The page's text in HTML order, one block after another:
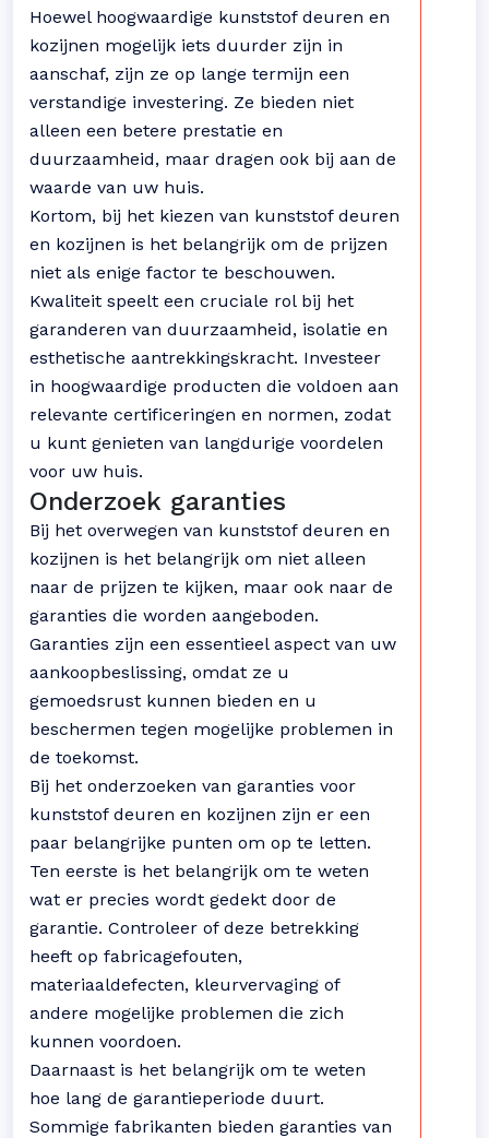
Hoewel hoogwaardige kunststof deuren en
kozijnen mogelijk iets duurder zijn in
aanschaf, zijn ze op lange termijn een
verstandige investering. Ze bieden niet
alleen een betere prestatie en
duurzaamheid, maar dragen ook bij aan de
waarde van uw huis.
Kortom, bij het kiezen van kunststof deuren
en kozijnen is het belangrijk om de prijzen
niet als enige factor te beschouwen.
Kwaliteit speelt een cruciale rol bij het
garanderen van duurzaamheid, isolatie en
esthetische aantrekkingskracht. Investeer
in hoogwaardige producten die voldoen aan
relevante certificeringen en normen, zodat
u kunt genieten van langdurige voordelen
voor uw huis.
Onderzoek garanties
Bij het overwegen van kunststof deuren en
kozijnen is het belangrijk om niet alleen
naar de prijzen te kijken, maar ook naar de
garanties die worden aangeboden.
Garanties zijn een essentieel aspect van uw
aankoopbeslissing, omdat ze u
gemoedsrust kunnen bieden en u
beschermen tegen mogelijke problemen in
de toekomst.
Bij het onderzoeken van garanties voor
kunststof deuren en kozijnen zijn er een
paar belangrijke punten om op te letten.
Ten eerste is het belangrijk om te weten
wat er precies wordt gedekt door de
garantie. Controleer of deze betrekking
heeft op fabricagefouten,
materiaaldefecten, kleurvervaging of
andere mogelijke problemen die zich
kunnen voordoen.
Daarnaast is het belangrijk om te weten
hoe lang de garantieperiode duurt.
Sommige fabrikanten bieden garanties van